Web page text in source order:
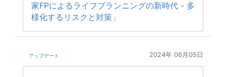
家FPによるライフプランニングの新時代 - 多
様化するリスクと対策」
アップデート 2024年 06月05日